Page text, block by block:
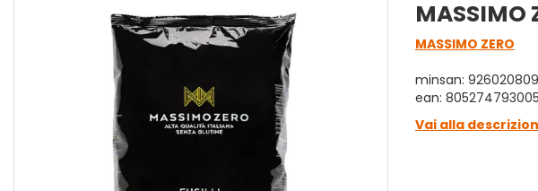
MASSIMO
MASSIMO ZERO
minsan: 926020809
ean:
Vai alla